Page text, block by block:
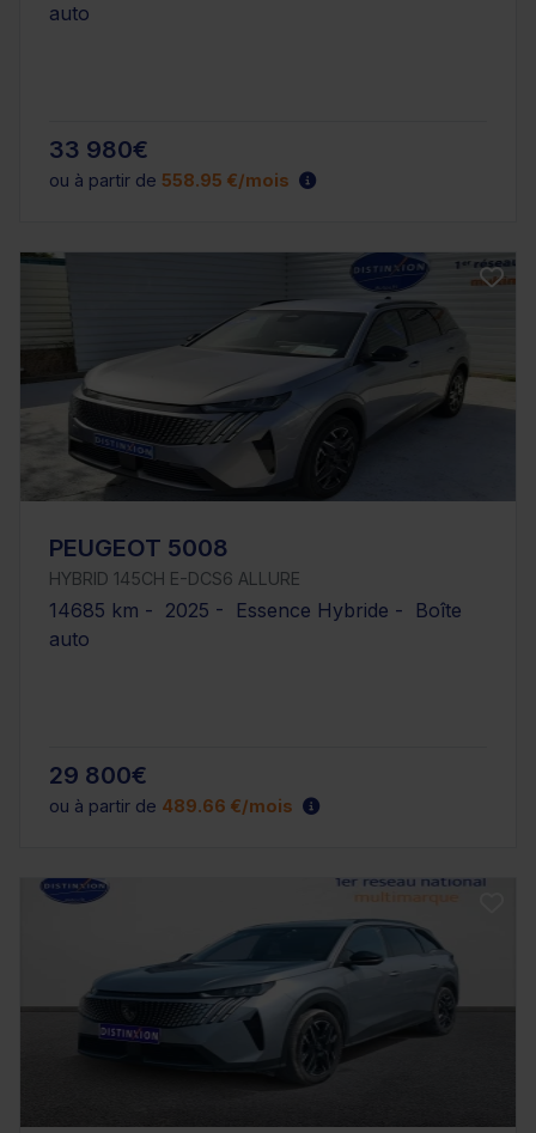
auto
33 980€
ou à partir de 558.95 €/mois
PEUGEOT 5008
HYBRID 145CH E-DCS6 ALLURE
14685 km - 2025 - Essence Hybride - Boîte
auto
29 800€
ou à partir de 489.66 €/mois